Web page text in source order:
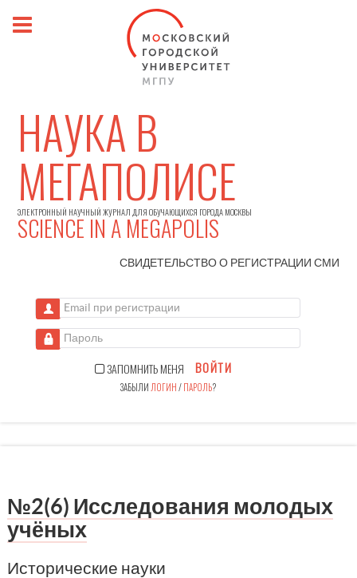
НАУКА В
МЕГАПОЛИСЕ
ЭЛЕКТРОННЫЙ НАУЧНЫЙ ЖУРНАЛ ДЛЯ ОБУЧАЮЩИХСЯ ГОРОДА МОСКВЫ
SCIENCE IN A MEGAPOLIS
СВИДЕТЕЛЬСТВО О РЕГИСТРАЦИИСМИ
Email при регистрации
Пароль
ЗАПОМНИТЬ МЕНЯ ВОЙТИ
ЗАБЫЛИ ЛОГИН/ПАРОЛЬ?
№2(6) Исследования молодых
учёных
Исторические науки